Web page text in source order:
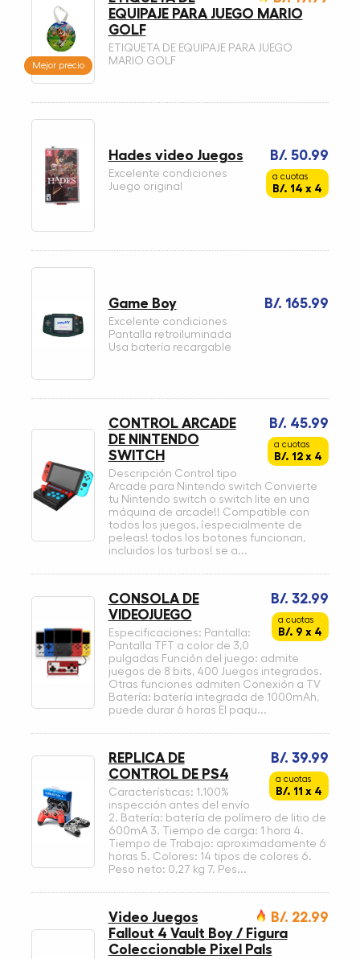
Mejor precio
EQUIPAJE PARA JUEGO MARIO
GOLF
ETIQUETA DE EQUIPAJE PARA JUEGO
MARIO GOLF
B/. 50.99
a cuotas
B/. 14 x 4
Hades video Juegos
Excelente condiciones
Juego original
B/. 165.99
Game Boy
Excelente condiciones
Pantalla retroiluminada
Usa batería recargable
B/. 45.99
a cuotas
B/. 12 x 4
CONTROL ARCADE
DE NINTENDO
SWITCH
Descripción Control tipo
Arcade para Nintendo switch Convierte
tu Nintendo switch o switch lite en una
máquina de arcade!! Compatible con
todos los juegos, ¡especialmente de
peleas! todos los botones funcionan,
incluidos los turbos! se a...
B/. 32.99
a cuotas
B/. 9 x 4
CONSOLA DE
VIDEOJUEGO
Especificaciones: Pantalla:
Pantalla TFT a color de 3,0
pulgadas Función del juego: admite
juegos de 8 bits, 400 Juegos integrados.
Otras funciones admiten Conexión a TV
Batería: batería integrada de 1000mAh,
puede durar 6 horas El paqu...
B/. 39.99
a cuotas
B/. 11 x 4
REPLICA DE
CONTROL DE PS4
Características: 1.100%
inspección antes del envío
2. Batería: batería de polímero de litio de
600mA 3. Tiempo de carga: 1 hora 4.
Tiempo de Trabajo: aproximadamente 6
horas 5. Colores: 14 tipos de colores 6.
Peso neto: 0,27 kg 7. Pes...
B/. 22.99
Video Juegos
Fallout 4 Vault Boy / Figura
Coleccionable Pixel Pals